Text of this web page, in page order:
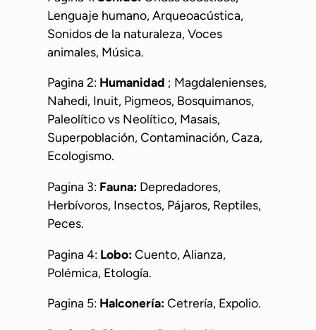
Lenguaje humano, Arqueoacústica,
Sonidos de la naturaleza, Voces
animales, Música.
Pagina 2: Humanidad ; Magdalenienses,
Nahedi, Inuit, Pigmeos, Bosquimanos,
Paleolítico vs Neolítico, Masais,
Superpoblación, Contaminación, Caza,
Ecologismo.
Pagina 3: Fauna: Depredadores,
Herbívoros, Insectos, Pájaros, Reptiles,
Peces.
Pagina 4: Lobo: Cuento, Alianza,
Polémica, Etología.
Pagina 5: Halconería: Cetrería, Expolio.